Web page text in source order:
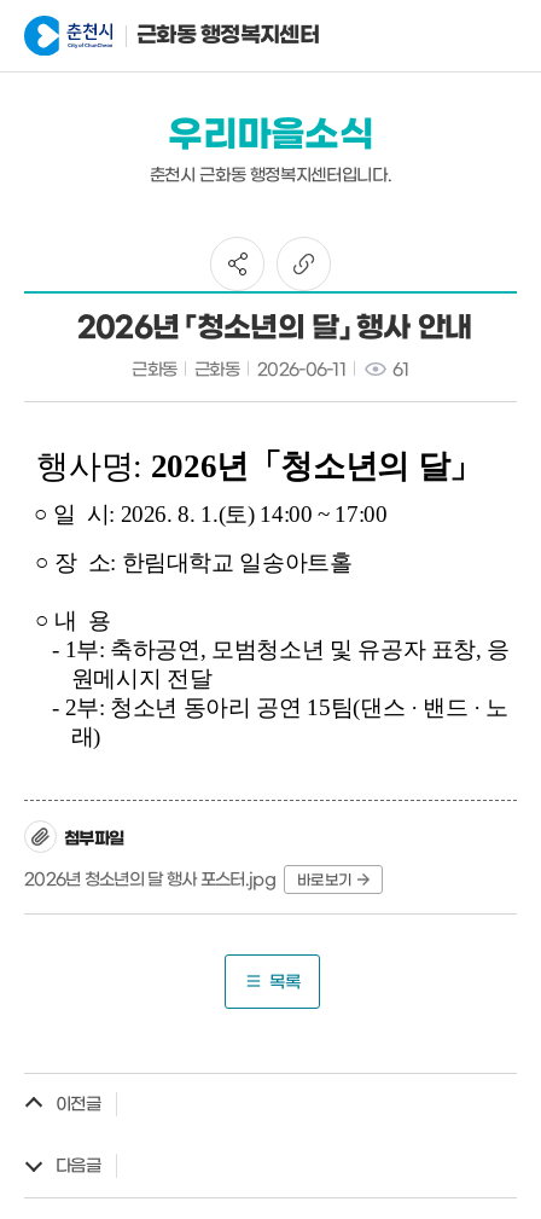
근화동 행정복지센터
우리마을소식
춘천시 근화동 행정복지센터입니다.
2026년 「청소년의 달」 행사 안내
근화동 근화동 2026-06-11 61
행사명: 2026년「청소년의 달」
○ 일 시: 2026. 8. 1.(토) 14:00 ~ 17:00
○ 장 소: 한림대학교 일송아트홀
○ 내 용
- 1부: 축하공연, 모범청소년 및 유공자 표창, 응
원메시지 전달
- 2부: 청소년 동아리 공연 15팀(댄스 · 밴드 · 노
래)
첨부파일
2026년 청소년의 달 행사 포스터.jpg
바로보기
목록
이전글
다음글